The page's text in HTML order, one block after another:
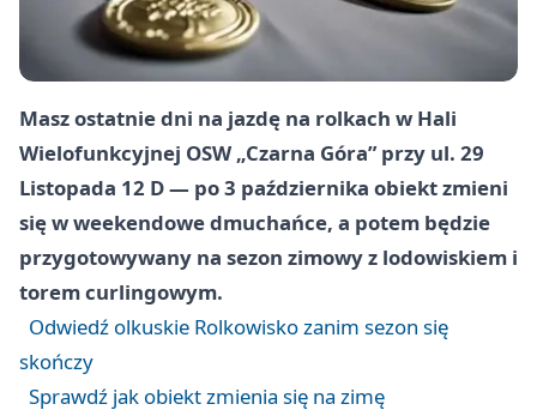
Masz ostatnie dni na jazdę na rolkach w Hali
Wielofunkcyjnej OSW „Czarna Góra” przy ul. 29
Listopada 12 D — po 3 października obiekt zmieni
się w weekendowe dmuchańce, a potem będzie
przygotowywany na sezon zimowy z lodowiskiem i
torem curlingowym.
Odwiedź olkuskie Rolkowisko zanim sezon się
skończy
Sprawdź jak obiekt zmienia się na zimę